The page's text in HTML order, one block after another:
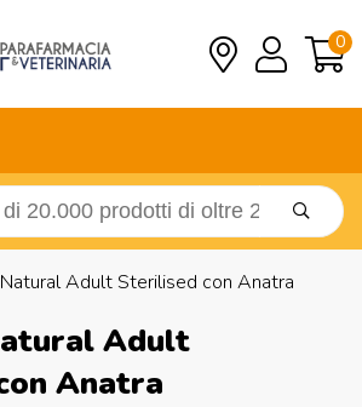
0
Natural Adult Sterilised con Anatra
Adult
Anatra